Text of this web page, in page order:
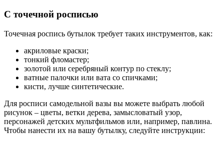
С точечной росписью
Точечная роспись бутылок требует таких инструментов, как:
акриловые краски;
тонкий фломастер;
золотой или серебряный контур по стеклу;
ватные палочки или вата со спичками;
кисти, лучше синтетические.
Для росписи самодельной вазы вы можете выбрать любой
рисунок – цветы, ветки дерева, замысловатый узор,
персонажей детских мультфильмов или, например, павлина.
Чтобы нанести их на вашу бутылку, следуйте инструкции: